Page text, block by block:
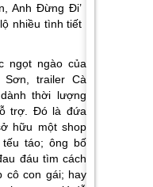
ngọt ngào của
trailer Cà
thời lượng
trợ. Đó là đứa
hữu một shop
táo; ông bố
đáu tìm cách
cô con gái; hay